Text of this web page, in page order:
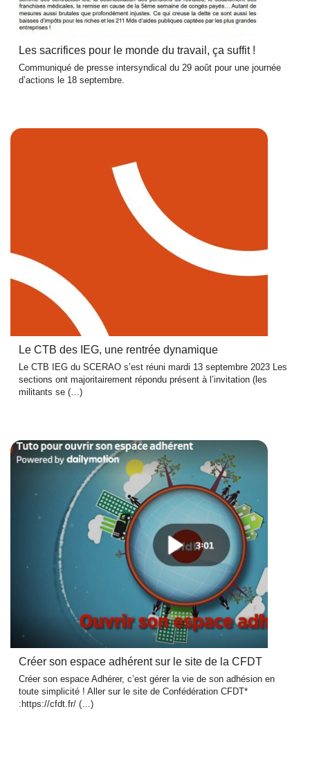
Les sacrifices pour le monde du travail, ça suffit !
Communiqué de presse intersyndical du 29 août pour une journée
d’actions le 18 septembre.
Le CTB des IEG, une rentrée dynamique
Le CTB IEG du SCERAO s’est réuni mardi 13 septembre 2023 Les
sections ont majoritairement répondu présent à l’invitation (les
militants se (…)
Créer son espace adhérent sur le site de la CFDT
Créer son espace Adhérer, c’est gérer la vie de son adhésion en
toute simplicité ! Aller sur le site de Confédération CFDT*
:https://cfdt.fr/ (…)